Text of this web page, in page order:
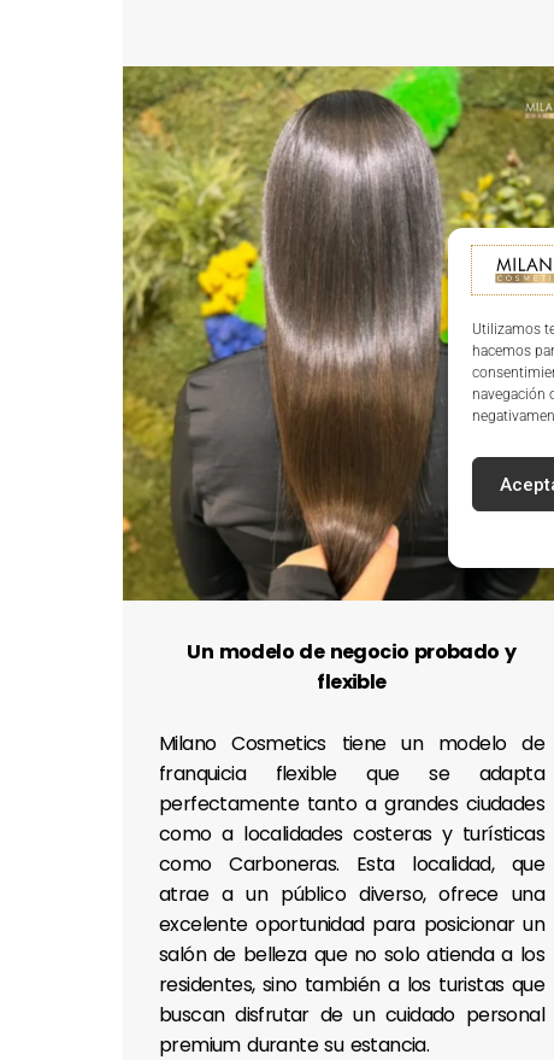
Utilizamos
hacemos
navegación
Un modelo de negocio probado y
flexible
Milano Cosmetics tiene un modelo de
franquicia flexible que se adapta
perfectamente tanto a grandes ciudades
como a localidades costeras y turísticas
como Carboneras. Esta localidad, que
atrae a un público diverso, ofrece una
excelente oportunidad para posicionar un
salón de belleza que no solo atienda a los
residentes, sino también a los turistas que
buscan disfrutar de un cuidado personal
premium durante su estancia.